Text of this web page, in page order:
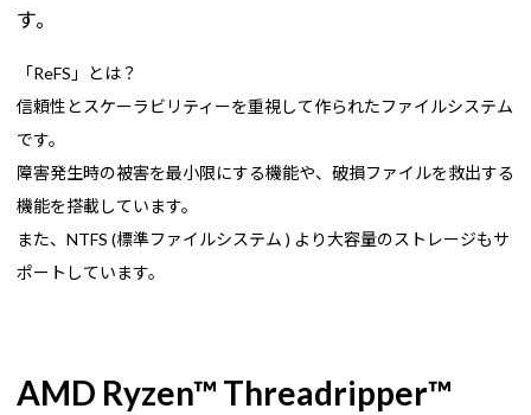
す。
「ReFS」とは？
信頼性とスケーラビリティーを重視して作られたファイルシステム
です。
障害発生時の被害を最小限にする機能や、破損ファイルを救出する
機能を搭載しています。
また、NTFS (標準ファイルシステム ) より大容量のストレージもサ
ポートしています。
AMD Ryzen™ Threadripper™